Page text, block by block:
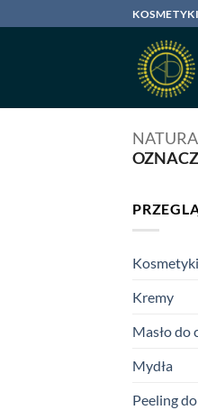
do
Kosmetyki
Kremy
Masło do
Mydła
Peeling do